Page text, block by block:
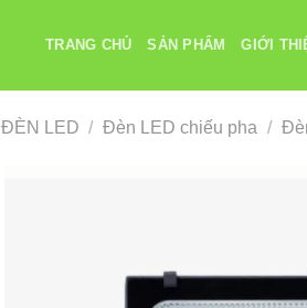
TRANG CHỦ SẢN PHẨM GIỚI
ĐÈN LED / Đèn LED chiếu pha /